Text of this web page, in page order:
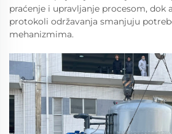
praćenje i upravljanje procesom, dok
protokoli održavanja smanjuju
mehanizmima.